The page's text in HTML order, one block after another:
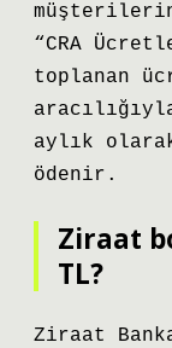
müşterilerin
“CRA
toplanan
aylık
ödenir.
Ziraat
TL?
Ziraat